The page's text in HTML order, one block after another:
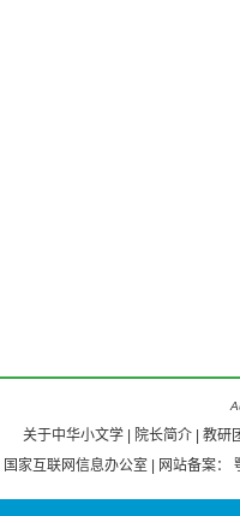
关于中华小文学 院长简介
教研
国家互联网信息办公室 | 网站备案：